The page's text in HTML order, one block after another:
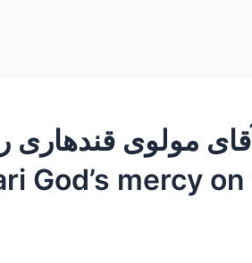
God’s mercy